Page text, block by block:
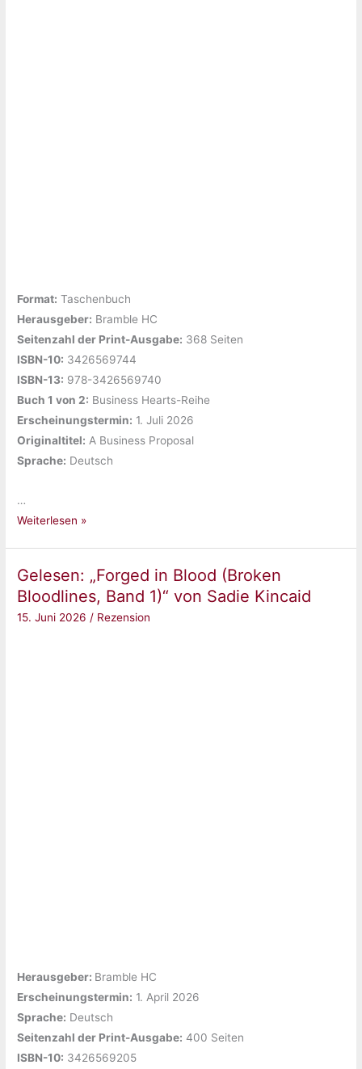
Format: Taschenbuch
Herausgeber: ‎Bramble HC
Seitenzahl der Print-Ausgabe: ‎368 Seiten
ISBN-10: ‎3426569744
ISBN-13: ‎978-3426569740
Buch 1 von 2: ‎Business Hearts-Reihe
Erscheinungstermin: ‎1. Juli 2026
Originaltitel: ‎A Business Proposal
Sprache: ‎Deutsch
…
Gelesen:
Proposal
1:
Liebe
Weiterlesen »
Gelesen: „Forged in Blood (Broken
Bloodlines, Band 1)“ von Sadie Kincaid
15. Juni 2026/ Rezension
Herausgeber: ‎ Bramble HC
Erscheinungstermin: ‎1. April 2026
Sprache: ‎Deutsch
Seitenzahl der Print-Ausgabe: ‎400 Seiten
ISBN-10: ‎3426569205